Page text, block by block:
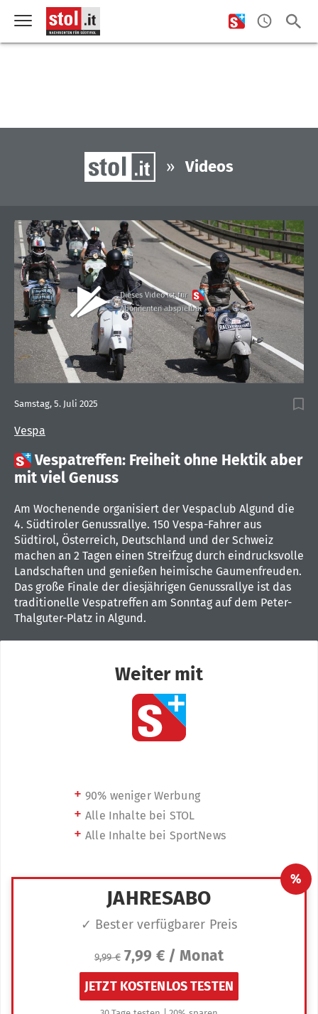
» Videos
Dieses Video ist für
Abonnenten abspielbar
Vespa
Samstag, 5. Juli 2025
Vespatreffen: Freiheit ohne Hektik aber
mit viel Genuss
Am Wochenende organisiert der Vespaclub Algund die
4. Südtiroler Genussrallye. 150 Vespa-Fahrer aus
Südtirol, Österreich, Deutschland und der Schweiz
machen an 2 Tagen einen Streifzug durch eindrucksvolle
Landschaften und genießen heimische Gaumenfreuden.
Das große Finale der diesjährigen Genussrallye ist das
traditionelle Vespatreffen am Sonntag auf dem Peter-
Thalguter-Platz in Algund.